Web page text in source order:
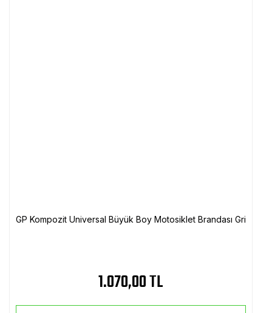
GP Kompozit Universal Büyük Boy Motosiklet Brandası Gri
1.070,00 TL